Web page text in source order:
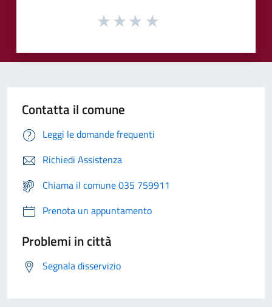
Contatta il comune
Leggi le domande frequenti
Richiedi Assistenza
Chiama il comune 035 759911
Prenota un appuntamento
Problemi in città
Segnala disservizio